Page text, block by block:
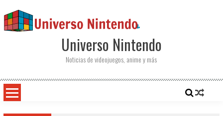
Universo Nintendo
Noticias de videojuegos, anime y más